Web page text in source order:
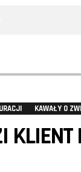
KAWAŁY O
KLIENT